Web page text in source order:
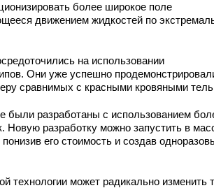
более широкое поле
движением жидкостей по
на использовании
Они уже успешно
сравнимых с красными кровяными
были разработаны с использованием
Новую разработку можно запустить в
его стоимость и создав
технологии может радикально изменить